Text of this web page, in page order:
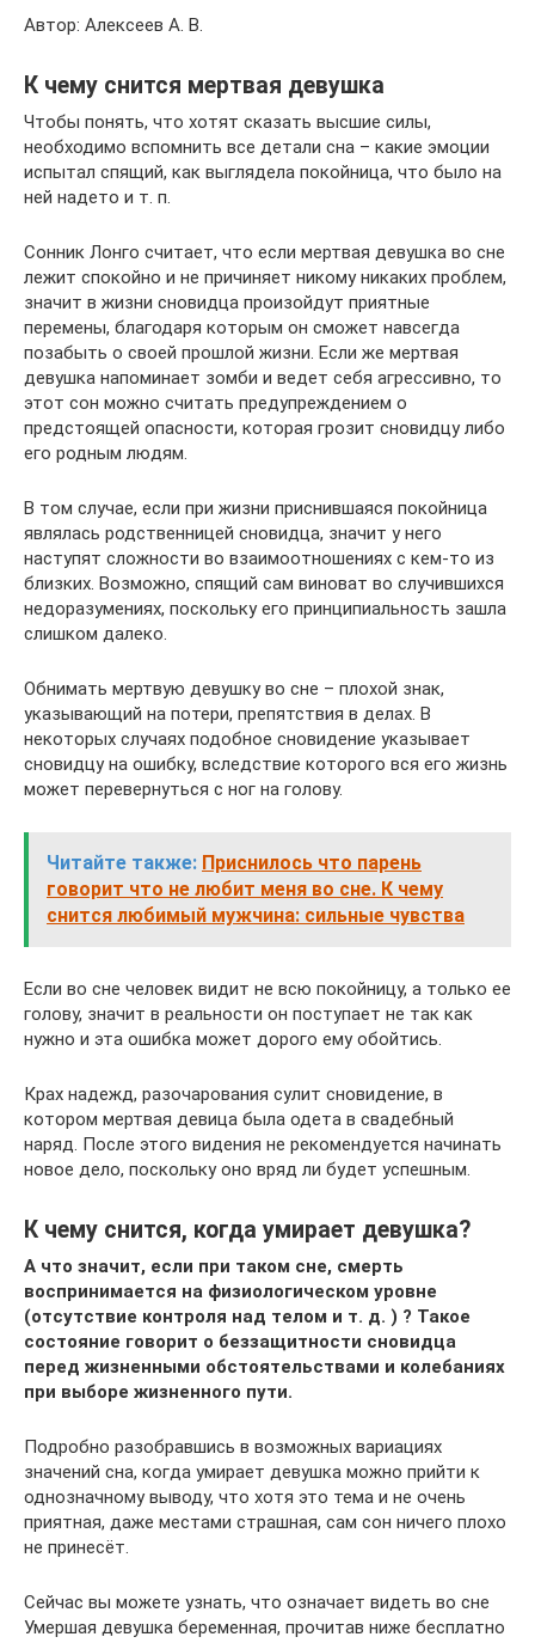
Автор: Алексеев А. В.
К чему снится мертвая девушка
Чтобы понять, что хотят сказать высшие силы,
необходимо вспомнить все детали сна – какие эмоции
испытал спящий, как выглядела покойница, что было на
ней надето и т. п.
Сонник Лонго считает, что если мертвая девушка во сне
лежит спокойно и не причиняет никому никаких проблем,
значит в жизни сновидца произойдут приятные
перемены, благодаря которым он сможет навсегда
позабыть о своей прошлой жизни. Если же мертвая
девушка напоминает зомби и ведет себя агрессивно, то
этот сон можно считать предупреждением о
предстоящей опасности, которая грозит сновидцу либо
его родным людям.
В том случае, если при жизни приснившаяся покойница
являлась родственницей сновидца, значит у него
наступят сложности во взаимоотношениях с кем-то из
близких. Возможно, спящий сам виноват во случившихся
недоразумениях, поскольку его принципиальность зашла
слишком далеко.
Обнимать мертвую девушку во сне – плохой знак,
указывающий на потери, препятствия в делах. В
некоторых случаях подобное сновидение указывает
сновидцу на ошибку, вследствие которого вся его жизнь
может перевернуться с ног на голову.
Читайте также: Приснилось что парень
говорит что не любит меня во сне. К чему
снится любимый мужчина: сильные чувства
Если во сне человек видит не всю покойницу, а только ее
голову, значит в реальности он поступает не так как
нужно и эта ошибка может дорого ему обойтись.
Крах надежд, разочарования сулит сновидение, в
котором мертвая девица была одета в свадебный
наряд. После этого видения не рекомендуется начинать
новое дело, поскольку оно вряд ли будет успешным.
К чему снится, когда умирает девушка?
А что значит, если при таком сне, смерть
воспринимается на физиологическом уровне
(отсутствие контроля над телом и т. д. ) ? Такое
состояние говорит о беззащитности сновидца
перед жизненными обстоятельствами и колебаниях
при выборе жизненного пути.
Подробно разобравшись в возможных вариациях
значений сна, когда умирает девушка можно прийти к
однозначному выводу, что хотя это тема и не очень
приятная, даже местами страшная, сам сон ничего плохо
не принесёт.
Сейчас вы можете узнать, что означает видеть во сне
Умершая девушка беременная, прочитав ниже бесплатно